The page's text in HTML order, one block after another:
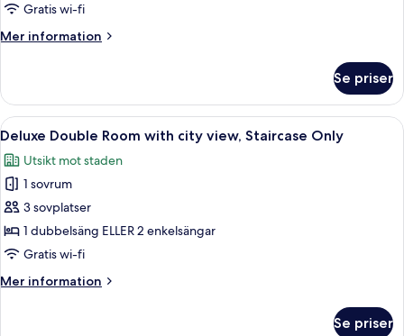
Gratis wi-fi
Mer information
Mer
dubbelrum
Se priser
Öppna
alla
foton
för
Deluxe
Double
Room
city
Ett sovrum med en stor säng, en
2
Deluxe Double Room with city view, Staircase Only
Utsikt mot staden
1 sovrum
3 sovplatser
1 dubbelsäng ELLER 2 enkelsängar
Gratis wi-fi
Mer information
Mer
Se priser